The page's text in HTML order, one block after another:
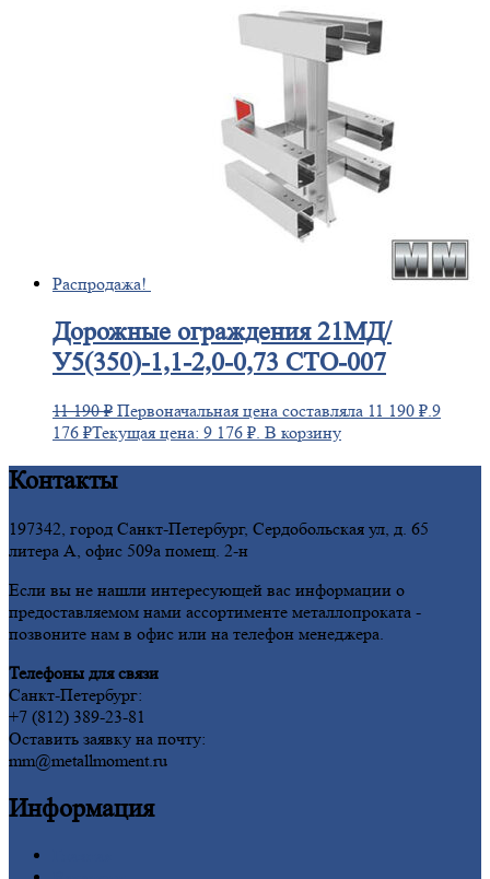
Распродажа!
Дорожные ограждения 21МД/
У5(350)-1,1-2,0-0,73 СТО-007
11 190₽ Первоначальная цена составляла 11 190 ₽. 9
176 ₽Текущая цена: 9 176 ₽. В корзину
Контакты
197342, город Санкт-Петербург, Сердобольская ул, д. 65
литера А, офис 509а помещ. 2-н
Если вы не нашли интересующей вас информации о
предоставляемом нами ассортименте металлопроката -
позвоните нам в офис или на телефон менеджера.
Телефоны для связи
Санкт-Петербург:
+7 (812) 389-23-81
Оставить заявку на почту:
mm@metallmoment.ru
Информация